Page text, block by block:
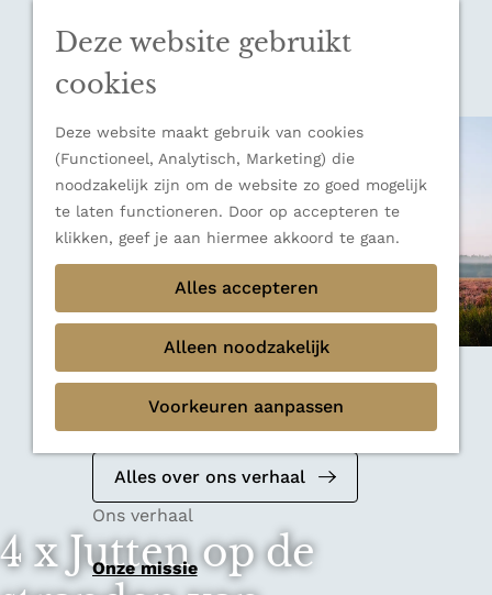
Deze website gebruikt
cookies
Deze website maakt gebruik van cookies
(Functioneel, Analytisch, Marketing) die
noodzakelijk zijn om de website zo goed mogelijk
te laten functioneren. Door op accepteren te
klikken, geef je aan hiermee akkoord te gaan.
Alles accepteren
Alleen noodzakelijk
Voorkeuren aanpassen
u
Thema's
Verborgen parels
Mediakit 2026
Bekijk de mediakit en ontdek de
mogelijkheden om samen te werken.
Alles over ons verhaal
Ons verhaal
Onze missie
4 x Jutten op de